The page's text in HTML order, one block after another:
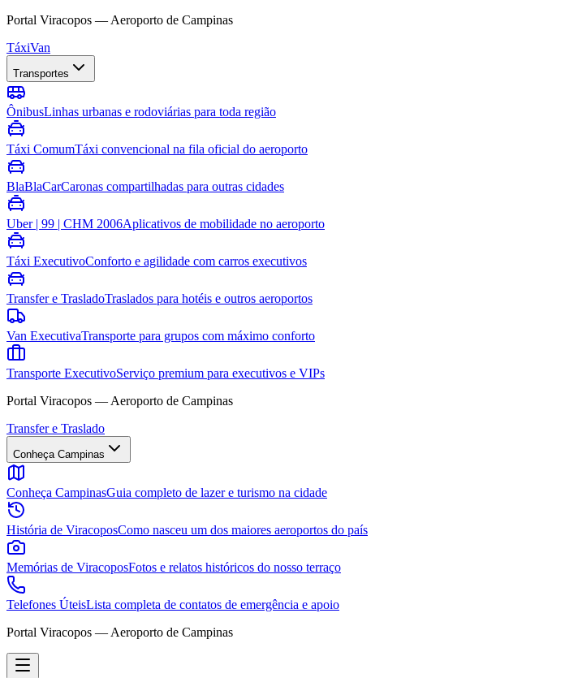
Portal Viracopos — Aeroporto de Campinas
TáxiVan
Transportes
ÔnibusLinhas urbanas e rodoviárias para toda região
Táxi ComumTáxi convencional na fila oficial do aeroporto
BlaBlaCarCaronas compartilhadas para outras cidades
Uber | 99 | CHM 2006Aplicativos de mobilidade no aeroporto
Táxi ExecutivoConforto e agilidade com carros executivos
Transfer e TrasladoTraslados para hotéis e outros aeroportos
Van ExecutivaTransporte para grupos com máximo conforto
Transporte ExecutivoServiço premium para executivos e VIPs
Portal Viracopos — Aeroporto de Campinas
Transfer e Traslado
Conheça Campinas
Conheça CampinasGuia completo de lazer e turismo na cidade
História de ViracoposComo nasceu um dos maiores aeroportos do país
Memórias de ViracoposFotos e relatos históricos do nosso terraço
Telefones ÚteisLista completa de contatos de emergência e apoio
Portal Viracopos — Aeroporto de Campinas